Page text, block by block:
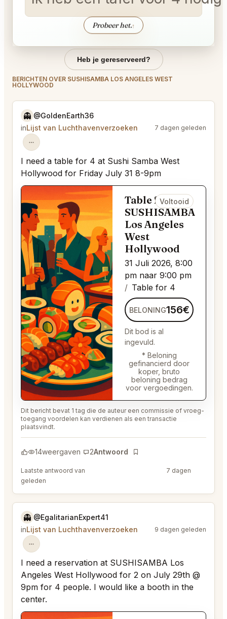
Probeer het.↑
Heb je gereserveerd?
BERICHTEN OVER SUSHISAMBA LOS ANGELES WEST
HOLLYWOOD
👻 @GoldenEarth36
inLijst van Luchthavenverzoeken 7 dagen geleden
I need a table for 4 at Sushi Samba West
Hollywood for Friday July 31 8-9pm
Table for 4 bij
SUSHISAMBA
Los Angeles
West
Hollywood
31 Juli 2026, 8:00
pm naar 9:00 pm
Table for 4
Voltooid
BELONING156€
Dit bod is al
ingevuld.
* Beloning
gefinancierd door
koper, bruto
beloning bedrag
voor vergoedingen.
Dit bericht bevat 1 tag die de auteur een commissie of vroeg-
toegang voordelen kan verdienen als een transactie
plaatsvindt.
14weergaven 2Antwoord
Bladwijzer
Laatste antwoord van
7 dagen
geleden
👻 @EgalitarianExpert41
inLijst van Luchthavenverzoeken 9 dagen geleden
I need a reservation at SUSHISAMBA Los
Angeles West Hollywood for 2 on July 29th @
9pm for 4 people. I would like a booth in the
center.